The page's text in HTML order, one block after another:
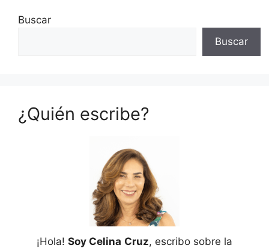
Buscar
Buscar
¿Quién escribe?
¡Hola! Soy Celina Cruz, escribo sobre la